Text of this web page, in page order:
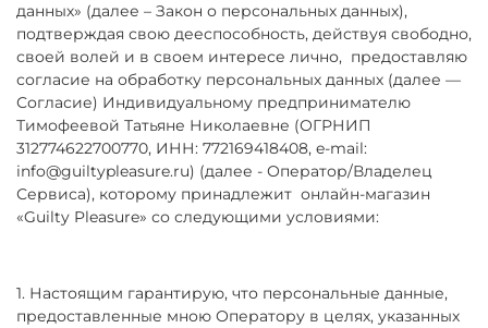
данных» (далее – Закон о персональных данных),
подтверждая свою дееспособность, действуя свободно,
своей волей и в своем интересе лично, предоставляю
согласие на обработку персональных данных (далее —
Согласие) Индивидуальному предпринимателю
Тимофеевой Татьяне Николаевне (ОГРНИП
312774622700770, ИНН: 772169418408, e-mail:
info@guiltypleasure.ru) (далее - Оператор/Владелец
Сервиса), которому принадлежит онлайн-магазин
«Guilty Pleasure» со следующими условиями:
1. Настоящим гарантирую, что персональные данные,
предоставленные мною Оператору в целях, указанных